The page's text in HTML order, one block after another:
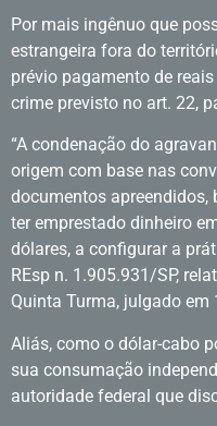
Por mais ingênuo que
estrangeira fora do
prévio pagamento de
crime previsto no art. 22,
“A condenação do
origem com base nas
documentos
ter emprestado dinheiro
dólares, a configurar a
REsp n. 1.905.931/SP,
Quinta Turma, julgado
Aliás, como o dólar-cabo
sua consumação
autoridade federal que